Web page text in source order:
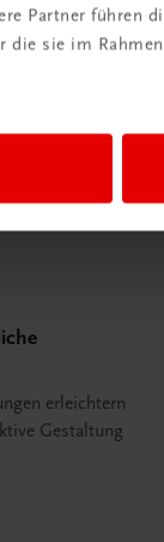
Partner führen
die sie im
erleichtern
Gestaltung